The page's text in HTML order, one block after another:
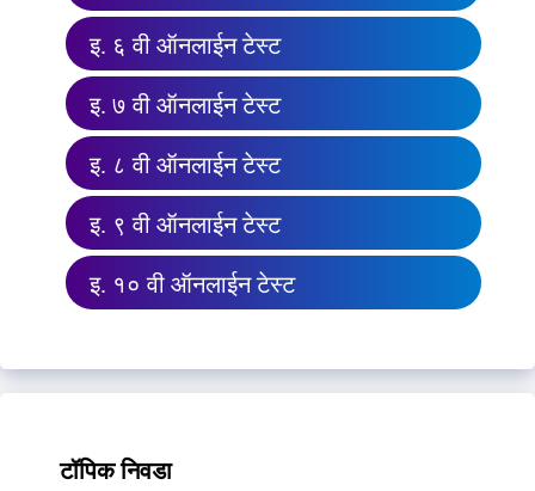
इ. ६ वी ऑनलाईन टेस्ट
इ. ७ वी ऑनलाईन टेस्ट
इ. ८ वी ऑनलाईन टेस्ट
इ. ९ वी ऑनलाईन टेस्ट
इ. १० वी ऑनलाईन टेस्ट
टॉपिक निवडा